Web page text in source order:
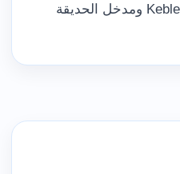
حوامل خارجية قرب Keble Road ومدخل الحديقة